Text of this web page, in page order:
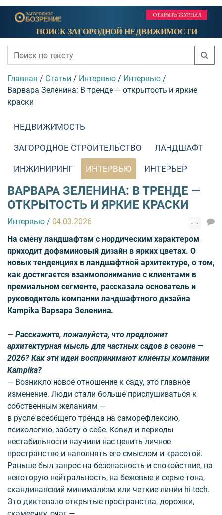
ПОИСК ЗАГОРОДНОЙ НЕДВИЖИМОСТИ
Главная / Статьи / Интервью / Интервью /
Варвара Зеленина: В тренде — открытость и яркие
краски
НЕДВИЖИМОСТЬ
ЗАГОРОДНОЕ СТРОИТЕЛЬСТВО ЛАНДШАФТ
ИНЖИНИРИНГ ИНТЕРВЬЮ ИНТЕРЬЕР
ВАРВАРА ЗЕЛЕНИНА: В ТРЕНДЕ —
ОТКРЫТОСТЬ И ЯРКИЕ КРАСКИ
Интервью / 04.03.2026
На смену ландшафтам с нордическим характером
приходит дофаминовый дизайн в ярких цветах. О
новых тенденциях в ландшафтной архитектуре, о том,
как достигается взаимопонимание с клиентами в
премиальном сегменте, рассказала основатель и
руководитель компании ландшафтного дизайна
Кampika Варвара Зеленина.
— Расскажите, пожалуйста, что предложит
архитектурная мысль для частных садов в сезоне —
2026? Как эти идеи воспринимают клиенты компании
Kampika?
— Возникло новое отношение к саду, это главное
изменение. Люди стали больше прислушиваться к
собственным желаниям —
в русле всеобщего тренда на саморефлексию,
психологию, заботу о себе. Ковид и периоды
нестабильности научили нас ценить личное
пространство и наполнять его смыслом и красотой.
Раньше был запрос на безопасность и спокойствие, на
некоторую нейтральность, на бежевые и серые тона,
скандинавский минимализм или четкие линии hi-tech.
Это диктовало открытые пространства, дорожки,